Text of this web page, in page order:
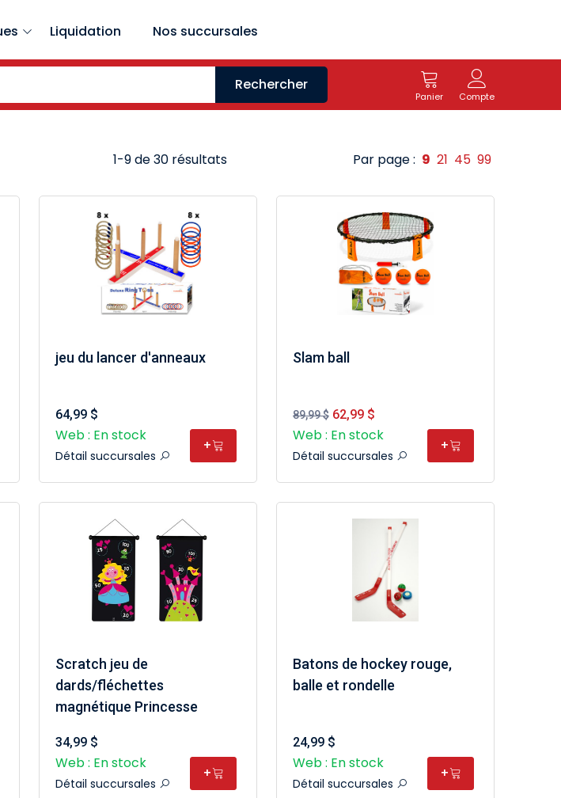
Liquidation Nos succursales
Rechercher
Panier Compte
1-9 de 30 résultats Par page : 9 21 45 99
jeu du lancer d'anneaux
64,99 $
Web : En stock
Détail succursales
+
Slam ball
89,99 $ 62,99 $
Web : En stock
Détail succursales
+
Scratch jeu de
dards/fléchettes
magnétique Princesse
34,99 $
Web : En stock
Détail succursales
+
Batons de hockey rouge,
balle et rondelle
24,99 $
Web : En stock
Détail succursales
+